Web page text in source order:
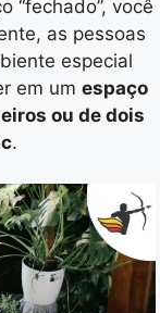
“fechado”, você
as pessoas
especial
em um espaço
ou de dois
.